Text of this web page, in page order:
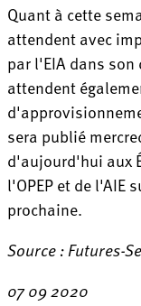
Quant à cette
attendent avec
par l'EIA dans
attendent
sera publié
d'aujourd'hui aux
l'OPEP et de l'AIE
prochaine.
Source : Futures-
07 09 2020